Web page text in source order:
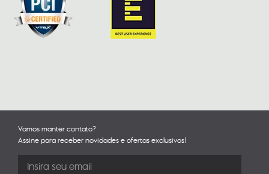
Vamos manter contato?
Assine para receber novidades e ofertas exclusivas!